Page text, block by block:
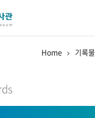
Home 기록